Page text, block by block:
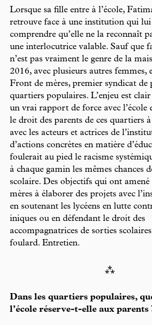
Lorsque sa fille entre à l’école,
retrouve face à une institution qui
comprendre qu’elle ne la reconnaît
une interlocutrice valable. Sauf que
n’est pas vraiment le genre de la
2016, avec plusieurs autres femmes,
Front de mères, premier syndicat de
quartiers populaires. L’enjeu est
un vrai rapport de force avec l’école
le droit des parents de ces quartiers
avec les acteurs et actrices de
d’actions concrètes en matière
foulerait au pied le racisme
à chaque gamin les mêmes chances
scolaire. Des objectifs qui ont
mères à élaborer des projets avec
en soutenant les lycéens en lutte
iniques ou en défendant le droit des
accompagnatrices de sorties
foulard. Entretien.
⁂
Dans les quartiers populaires,
l’école réserve-t-elle aux parents